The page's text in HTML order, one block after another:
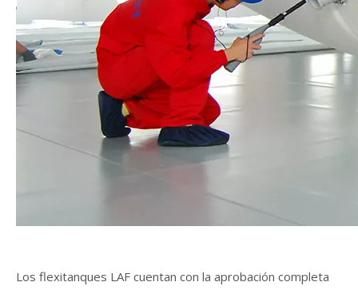
Los flexitanques LAF cuentan con la aprobación completa